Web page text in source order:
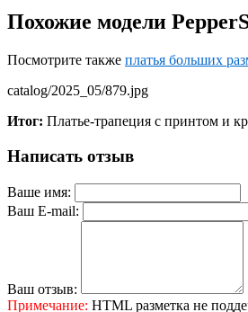
Похожие модели
Посмотрите также платья больших
catalog/2025_05/879.jpg
Итог: Платье-трапеция с принтом и
Написать отзыв
Ваше имя:
Ваш E-mail:
Ваш отзыв:
Примечание: HTML разметка не